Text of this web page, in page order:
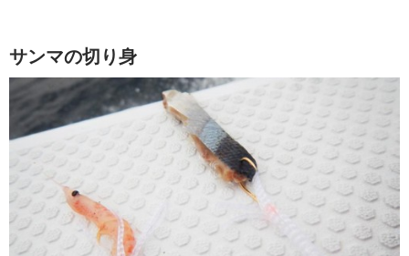
サンマの切り身